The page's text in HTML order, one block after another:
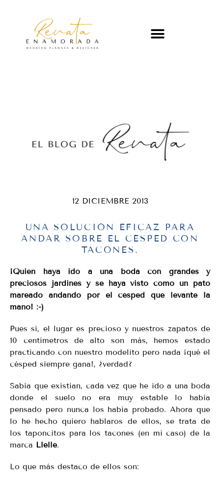
12 DICIEMBRE 2013
UNA SOLUCIÓN EFICAZ PARA
ANDAR SOBRE EL CÉSPED CON
TACONES.
¡Quién haya ido a una boda con grandes y
preciosos jardines y se haya visto como un pato
mareado andando por el césped que levante la
mano! :-)
Pues sí, el lugar es precioso y nuestros zapatos de
10 centímetros de alto son más, hemos estado
practicando con nuestro modelito pero nada ¡qué el
césped siempre gana!, ¿verdad?
Sabía que existían, cada vez que he ido a una boda
donde el suelo no era muy estable lo había
pensado pero nunca los había probado. Ahora que
lo he hecho quiero hablaros de ellos, se trata de
los taponcitos para los tacones (en mi caso) de la
marca Llellé.
Lo que más destaco de ellos son: